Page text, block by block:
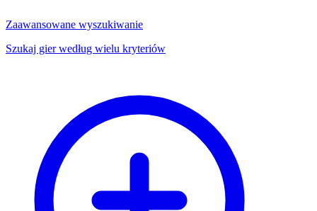
Zaawansowane wyszukiwanie
Szukaj gier według wielu kryteriów